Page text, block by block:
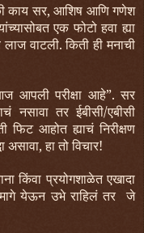
काय सर, आशिष आणि गणेश
एक फोटो हवा ह्या
वाटली. किती ही मनाची
आपली परीक्षा आहे”. सर
नसावा तर ईबीसी/एबीसी
आहोत ह्याचं निरीक्षण
हा तो विचार!
किंवा प्रयोगशाळेत एखादा
येऊन उभे राहिलं तर जे